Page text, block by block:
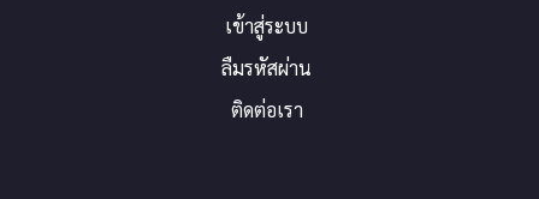
เข้าสู่ระบบ
ลืมรหัสผ่าน
ติดต่อเรา